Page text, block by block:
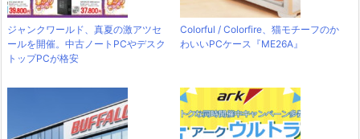
ジャンクワールド、真夏の激アツセ
ールを開催。中古ノートPCやデスク
トップPCが格安
Colorful / Colorfire、猫モチーフのか
わいいPCケース『ME26A』